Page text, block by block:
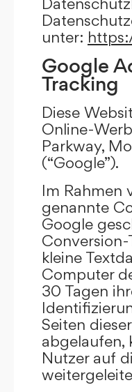
unter:
Google
Tracking
Diese
Online-
Parkway,
(“Google”).
Im Rahmen
genannte
Google
kleine
Computer
30 Tagen
Seiten
abgelaufen,
Nutzer auf